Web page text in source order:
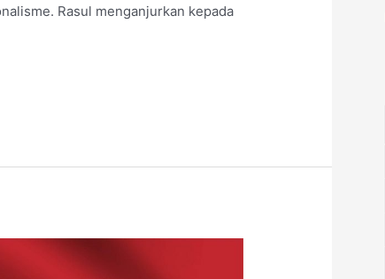
Rasul menganjurkan kepada